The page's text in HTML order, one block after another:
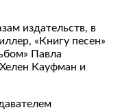
издательств, в
«Книгу песен»
Павла
Кауфман и